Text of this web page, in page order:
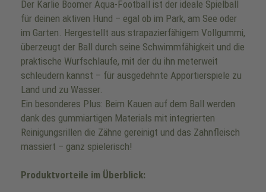
Der Karlie Boomer Aqua-Football ist der ideale Spielball
für deinen aktiven Hund – egal ob im Park, am See oder
im Garten. Hergestellt aus strapazierfähigem Vollgummi,
überzeugt der Ball durch seine Schwimmfähigkeit und die
praktische Wurfschlaufe, mit der du ihn meterweit
schleudern kannst – für ausgedehnte Apportierspiele zu
Land und zu Wasser.
Ein besonderes Plus: Beim Kauen auf dem Ball werden
dank des gummiartigen Materials mit integrierten
Reinigungsrillen die Zähne gereinigt und das Zahnfleisch
massiert – ganz spielerisch!
Produktvorteile im Überblick: